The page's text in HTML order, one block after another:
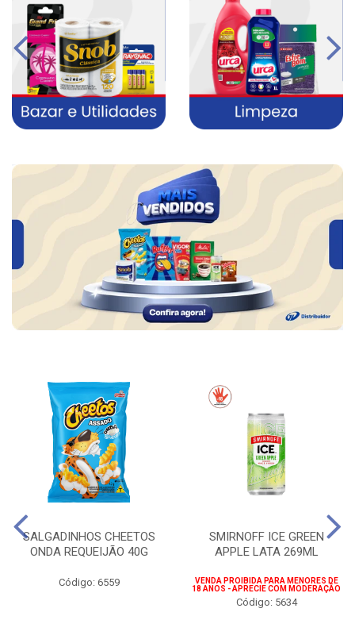
SALGADINHOS CHEETOS
ONDA REQUEIJÃO 40G
Código: 6559
SMIRNOFF ICE GREEN
APPLE LATA 269ML
VENDA PROIBIDA PARA MENORES DE
18 ANOS - APRECIE COM MODERAÇÃO
Código: 5634